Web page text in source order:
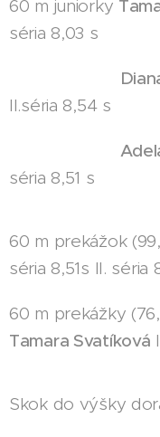
60 m juniorky
séria 8,03 s
Diana
II.séria 8,54 s
Adela
séria 8,51 s
60 m prekážok
séria 8,51s II. séria
60 m prekážky
Tamara Svatíková
Skok do výšky